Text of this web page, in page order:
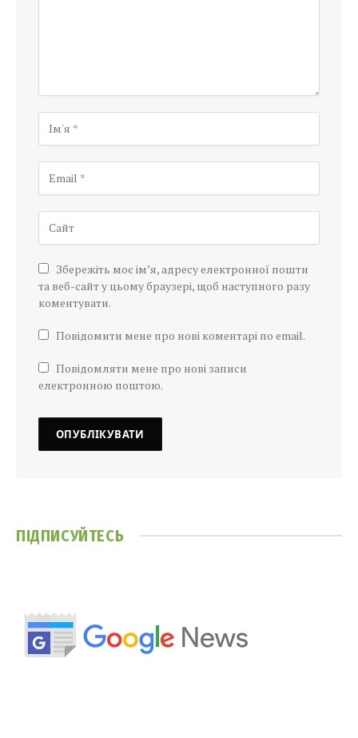
Збережіть моє ім’я, адресу електронної пошти
та веб-сайт у цьому браузері, щоб наступного разу
коментувати.
Повідомити мене про нові коментарі по email.
Повідомляти мене про нові записи
електронною поштою.
ПІДПИСУЙТЕСЬ